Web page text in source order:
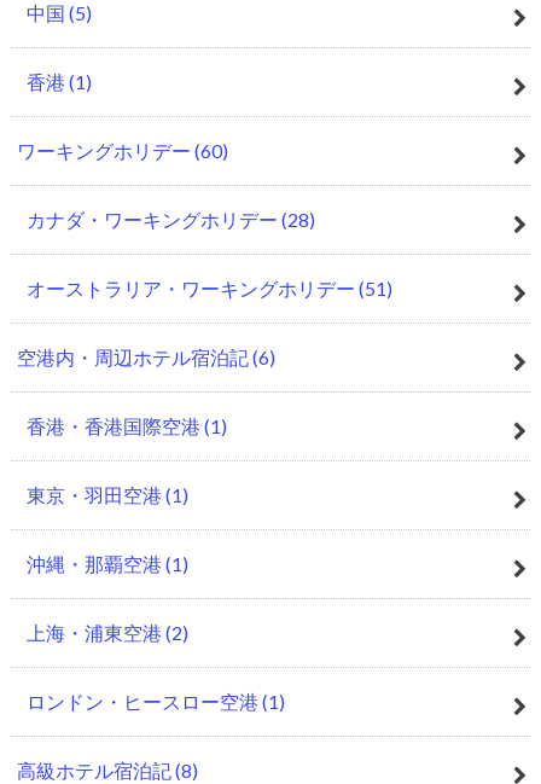
中国 (5)
香港 (1)
ワーキングホリデー (60)
カナダ・ワーキングホリデー (28)
オーストラリア・ワーキングホリデー (51)
空港内・周辺ホテル宿泊記(6)
香港・香港国際空港 (1)
東京・羽田空港 (1)
沖縄・那覇空港 (1)
上海・浦東空港 (2)
ロンドン・ヒースロー空港 (1)
高級ホテル宿泊記(8)